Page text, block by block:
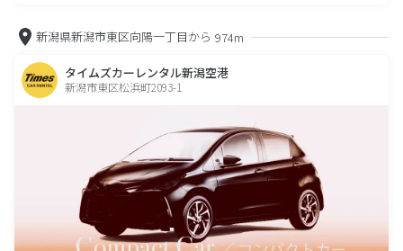
新潟県新潟市東区向陽一丁目から 974m
タイムズカーレンタル新潟空港
新潟市東区松浜町2093-1